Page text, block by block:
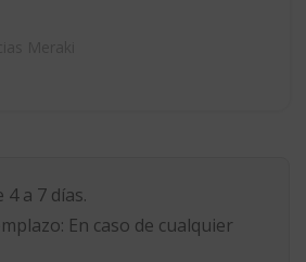
4 a 7 días.
En caso de cualquier